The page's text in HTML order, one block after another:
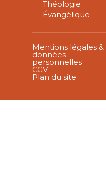
Théologie
Évangélique
Mentions légales &
données
personnelles
CGV
Plan du site